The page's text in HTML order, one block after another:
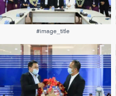
#image_title